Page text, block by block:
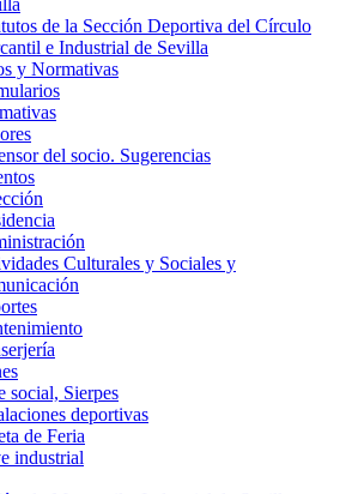
de la Sección Deportiva del Círculo
e Industrial de Sevilla
y Normativas
del socio. Sugerencias
Culturales y Sociales y
social, Sierpes
deportivas
de Feria
industrial